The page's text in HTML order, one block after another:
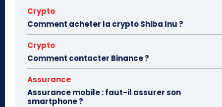
Crypto
Comment acheter la crypto Shiba Inu ?
Crypto
Comment contacter Binance ?
Assurance
Assurance mobile : faut-il assurer son
smartphone ?